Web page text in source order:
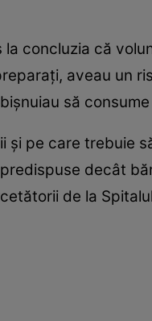
concluzia că
aveau un
să
pe care trebuie
decât
de la